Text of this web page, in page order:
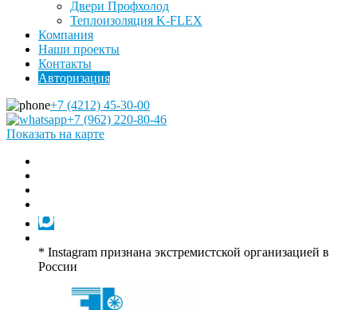
Двери Профхолод
Теплоизоляция K-FLEX
Компания
Наши проекты
Контакты
Авторизация
+7 (4212) 45-30-00
+7 (962) 220-80-46
Показать на карте
* Instagram признана экстремистской организацией в
России